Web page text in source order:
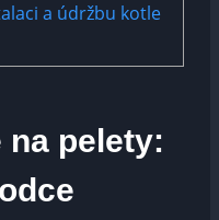
a údržbu kotle
na pelety: